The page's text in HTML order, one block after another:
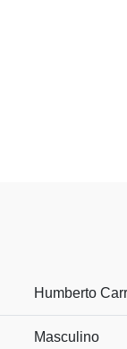
Humberto
Masculino